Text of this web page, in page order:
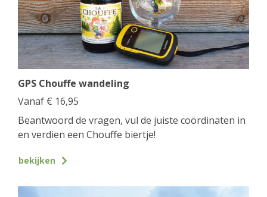
GPS Chouffe wandeling
Vanaf € 16,95
Beantwoord de vragen, vul de juiste coördinaten in
en verdien een Chouffe biertje!
bekijken